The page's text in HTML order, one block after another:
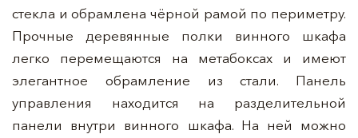
стекла и обрамлена чёрной рамой по периметру.
Прочные деревянные полки винного шкафа
легко перемещаются на метабоксах и имеют
элегантное обрамление из стали. Панель
управления находится на разделительной
панели внутри винного шкафа. На ней можно